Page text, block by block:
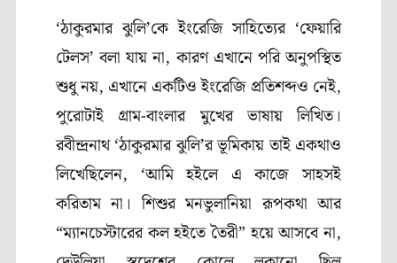
‘ঠাকুরমার ঝুলি’কে ইংরেজি সাহিত্যের ‘ফেয়ারি
টেলস’ বলা যায় না,কারণ এখানে পরি অনুপস্থিত
শুধু নয়, এখানে একটিও ইংরেজি প্রতিশব্দও নেই,
পুরোটাই গ্রাম-বাংলার মুখের ভাষায় লিখিত।
রবীন্দ্রনাথ ‘ঠাকুরমার ঝুলি’র ভূমিকায় তাই একথাও
লিখেছিলেন, ‘আমি হইলে এ কাজে সাহসই
করিতাম না। শিশুর মনভুলানিয়া রূপকথা আর
“ম্যানচেস্টারের কল হইতে তৈরী” হয়ে আসবে না,